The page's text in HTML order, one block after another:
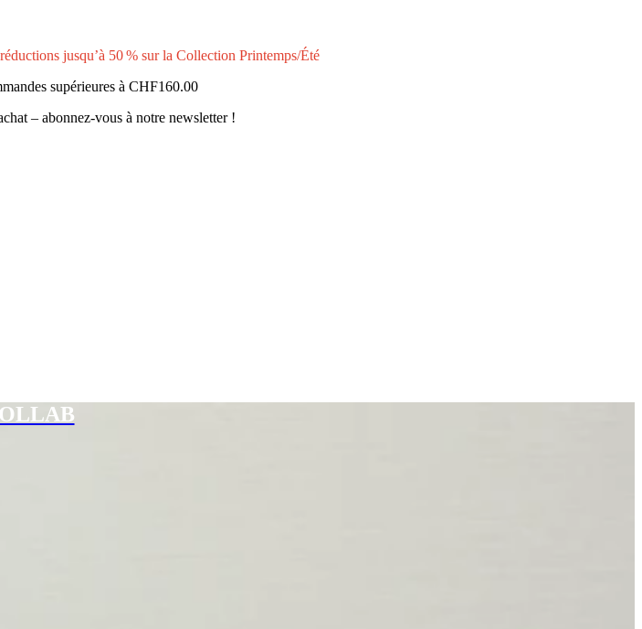
jusqu’à 50 % sur la Collection Printemps/Été
supérieures à CHF160.00
– abonnez-vous à notre newsletter !